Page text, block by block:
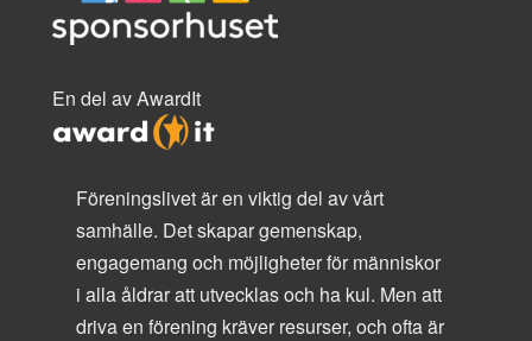
En del av AwardIt
Föreningslivet är en viktig del av vårt
samhälle. Det skapar gemenskap,
engagemang och möjligheter för människor
i alla åldrar att utvecklas och ha kul. Men att
driva en förening kräver resurser, och ofta är